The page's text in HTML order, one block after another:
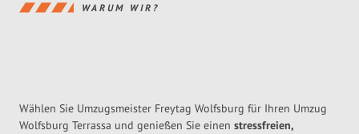
WARUM WIR?
Wählen Sie Umzugsmeister Freytag Wolfsburg für Ihren Umzug
Wolfsburg Terrassa und genießen Sie einen stressfreien,